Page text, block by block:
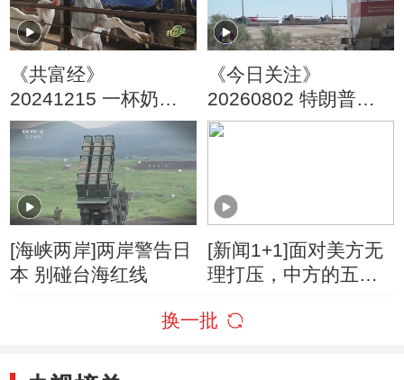
《共富经》
20241215 一杯奶的
财富玄机
《今日关注》
20260802 特朗普叫
停“最大规模”打击 伊
[海峡两岸]两岸警告日
本 别碰台海红线
[新闻1+1]面对美方无
理打压，中方的五项
换一批